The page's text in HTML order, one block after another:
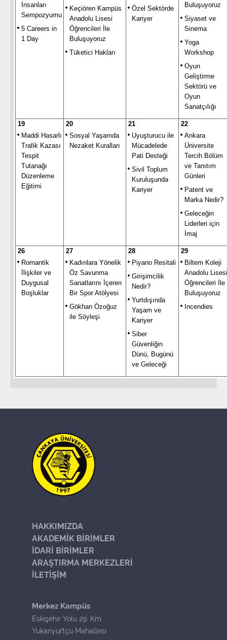
İnsanları
Sempozyumu
5 Careers in
1 Day
Keçiören Kampüs
Anadolu Lisesi
Öğrencileri İle
Buluşuyoruz
Tüketici Hakları
Özel Sektörde
Kariyer
Buluşuyoruz
Siyaset ve
Sinema
Yoga
Workshop
Oyun
Geliştirme
Sektörü ve
Oyun
Sanatçılığı
19
Maddi Hasarlı
Trafik Kazası
Tespit
Tutanağı
Düzenleme
Eğitimi
20
Sosyal Yaşamda
Nezaket Kuralları
21
Uyuşturucu ile
Mücadelede
Pati Desteği
Sivil Toplum
Kuruluşunda
Kariyer
22
Ankara
Üniversite
Tercih Bölüm
ve Tanıtım
Günleri
Patent ve
Marka Nedir?
Geleceğin
Liderleri için
İmaj
26
Romantik
İlişkiler ve
Duygusal
Boşluklar
27
Kadınlara Yönelik
Öz Savunma
Sanatlarını İçeren
Bir Spor Atölyesi
Gökhan Özoğuz
ile Söyleşi
28
Piyano Resitali
Girişimcilik
Nedir?
Yurtdışında
Yaşam ve
Kariyer
Siber
Güvenliğin
Dünü, Bugünü
ve Geleceği
29
Biltem Koleji
Anadolu Lisesi
Öğrencileri İle
Buluşuyoruz
Incendies
HAKKIMIZDA
AKADEMİK BİRİMLER
İDARİ BİRİMLER
ARAŞTIRMA MERKEZLERİ
İLETİŞİM
Merkez Kampüs
Eskişehir Yolu 29. Km.
Yukarıyurtçu Mahallesi